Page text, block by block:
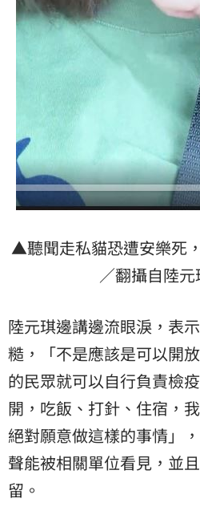
▲聽聞走私貓恐遭安樂死
／翻攝自陸元
陸元琪邊講邊流眼淚，表
糙，「不是應該是可以開
的民眾就可以自行負責檢
開，吃飯、打針、住宿，
絕對願意做這樣的事情」
聲能被相關單位看見，並
留。